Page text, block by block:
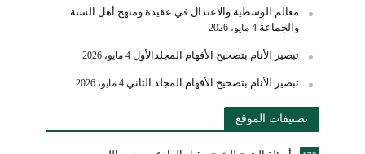
معالم الوسطية والاعتدال في عقيدة ومنهج أهل السنة
والجماعة 4 مايو، 2026
تبصير الأنام بتصحيح الأفهام المجلدالأول 4 مايو، 2026
تبصير الأنام بتصحيح الأفهام المجلد الثاني 4 مايو، 2026
تصنيفات الموقع